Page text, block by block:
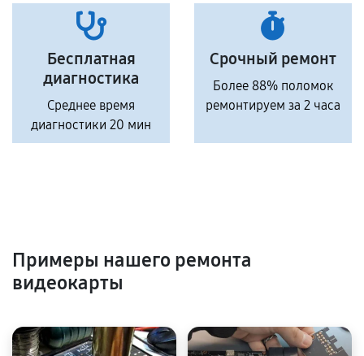
Бесплатная
диагностика
Среднее время
диагностики 20 мин
Срочный ремонт
Более 88% поломок
ремонтируем за 2 часа
Примеры нашего ремонта
видеокарты